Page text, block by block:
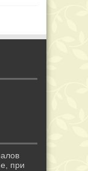
при